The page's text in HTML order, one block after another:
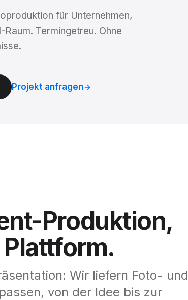
für Unternehmen,
Termingetreu. Ohne
Projekt anfragen
Produktion,
Plattform.
Wir liefern Foto- und
von der Idee bis zur